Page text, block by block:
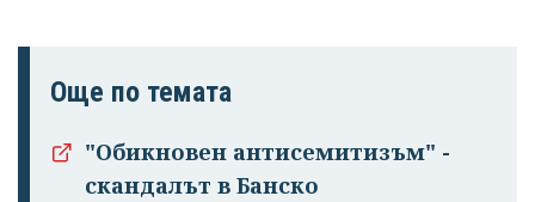
Още по темата
"Обикновен антисемитизъм" -
скандалът в Банско